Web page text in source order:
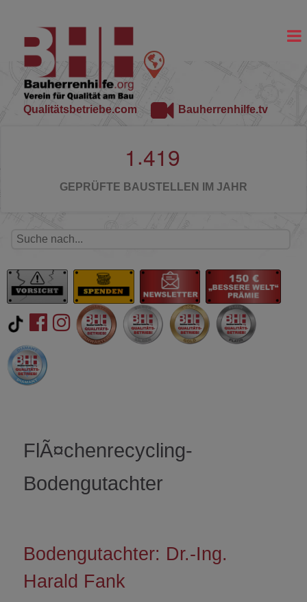
Qualitätsbetriebe.com Bauherrenhilfe.tv
1 .419
GEPRÜFTE BAUSTELLEN IM JAHR
FlÃ¤chenrecycling-
Bodengutachter
Bodengutachter: Dr.-Ing.
Harald Fank